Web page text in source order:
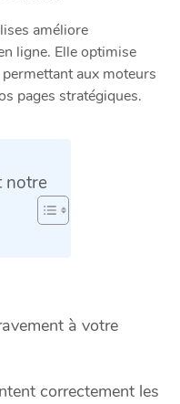
améliore
ligne. Elle optimise
aux moteurs
pages stratégiques.
notre
à votre
correctement les